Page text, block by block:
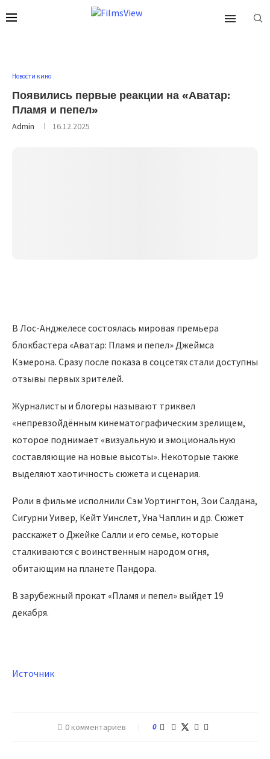
Новости кино
Появились первые реакции на «Аватар:
Пламя и пепел»
Admin 16.12.2025
В Лос-Анджелесе состоялась мировая премьера
блокбастера «Аватар: Пламя и пепел» Джеймса
Кэмерона. Сразу после показа в соцсетях стали доступны
отзывы первых зрителей.
Журналисты и блогеры называют триквел
«непревзойдённым кинематографическим зрелищем,
которое поднимает «визуальную и эмоциональную
составляющие на новые высоты». Некоторые также
выделяют хаотичность сюжета и сценария.
Роли в фильме исполнили Сэм Уортингтон, Зои Салдана,
Сигурни Уивер, Кейт Уинслет, Уна Чаплин и др. Сюжет
расскажет о Джейке Салли и его семье, которые
сталкиваются с воинственным народом огня,
обитающим на планете Пандора.
В зарубежный прокат «Пламя и пепел» выйдет 19
декабря.
Источник
0 комментариев 0